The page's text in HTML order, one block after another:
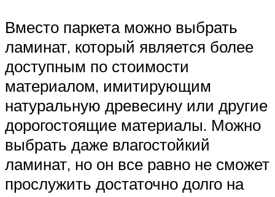
Вместо паркета можно выбрать
ламинат, который является более
доступным по стоимости
материалом, имитирующим
натуральную древесину или другие
дорогостоящие материалы. Можно
выбрать даже влагостойкий
ламинат, но он все равно не сможет
прослужить достаточно долго на